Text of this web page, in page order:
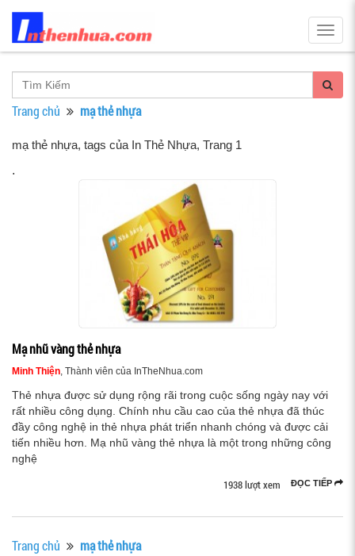
Trang chủ mạ thẻ nhựa
mạ thẻ nhựa, tags của In Thẻ Nhựa, Trang 1
.
Mạ nhũ vàng thẻ nhựa
Minh Thiện, Thành viên của InTheNhua.com
Thẻ nhựa được sử dụng rộng rãi trong cuộc sống ngày nay với
rất nhiều công dụng. Chính nhu cầu cao của thẻ nhựa đã thúc
đầy công nghệ in thẻ nhựa phát triển nhanh chóng và được cải
tiến nhiều hơn. Mạ nhũ vàng thẻ nhựa là một trong những công
nghệ
ĐỌC TIẾP
1938 lượt xem
Trang chủ mạ thẻ nhựa